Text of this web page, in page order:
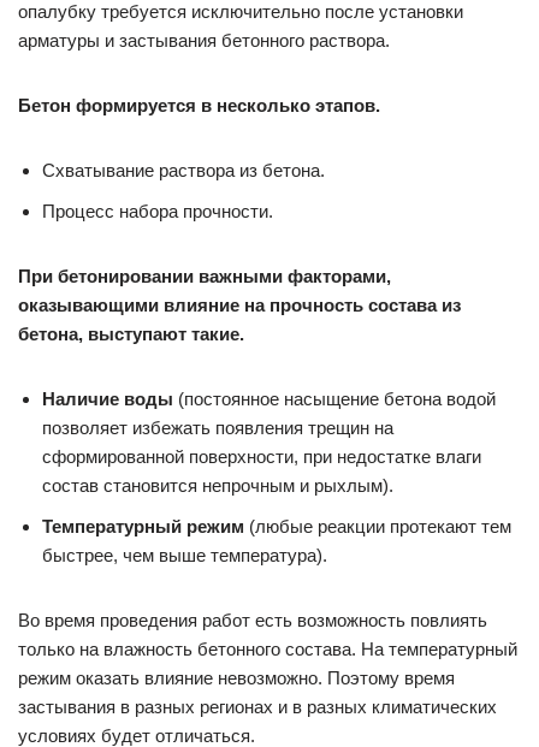
опалубку требуется исключительно после установки
арматуры и застывания бетонного раствора.
Бетон формируется в несколько этапов.
Схватывание раствора из бетона.
Процесс набора прочности.
При бетонировании важными факторами,
оказывающими влияние на прочность состава из
бетона, выступают такие.
Наличие воды (постоянное насыщение бетона водой
позволяет избежать появления трещин на
сформированной поверхности, при недостатке влаги
состав становится непрочным и рыхлым).
Температурный режим (любые реакции протекают тем
быстрее, чем выше температура).
Во время проведения работ есть возможность повлиять
только на влажность бетонного состава. На температурный
режим оказать влияние невозможно. Поэтому время
застывания в разных регионах и в разных климатических
условиях будет отличаться.